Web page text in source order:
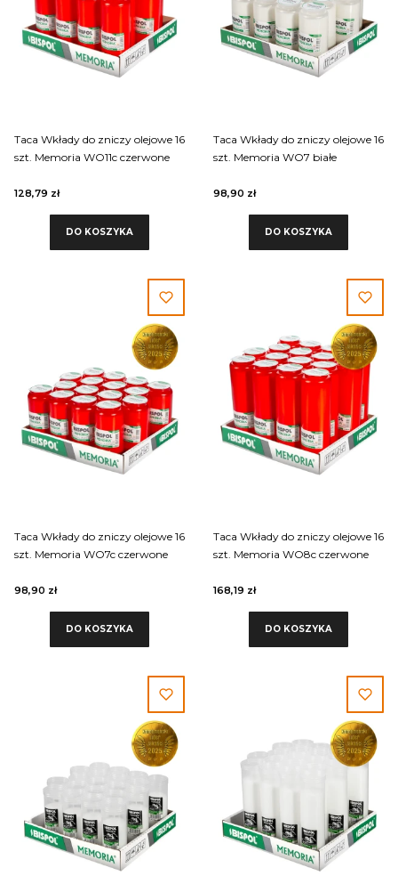
Taca Wkłady do zniczy olejowe 16
szt. Memoria WO11c czerwone
128,79 zł
DO KOSZYKA
Taca Wkłady do zniczy olejowe 16
szt. Memoria WO7 białe
98,90 zł
DO KOSZYKA
Taca Wkłady do zniczy olejowe 16
szt. Memoria WO7c czerwone
98,90 zł
DO KOSZYKA
Taca Wkłady do zniczy olejowe 16
szt. Memoria WO8c czerwone
168,19 zł
DO KOSZYKA